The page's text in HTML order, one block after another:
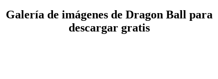
Galería de imágenes de Dragon Ball para
descargar gratis